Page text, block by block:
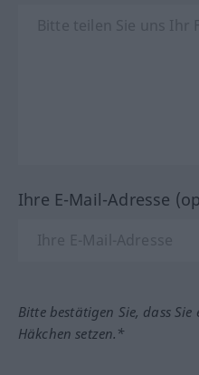
Ihre E-Mail-Adresse
Bitte bestätigen Sie, dass
Häkchen setzen.*